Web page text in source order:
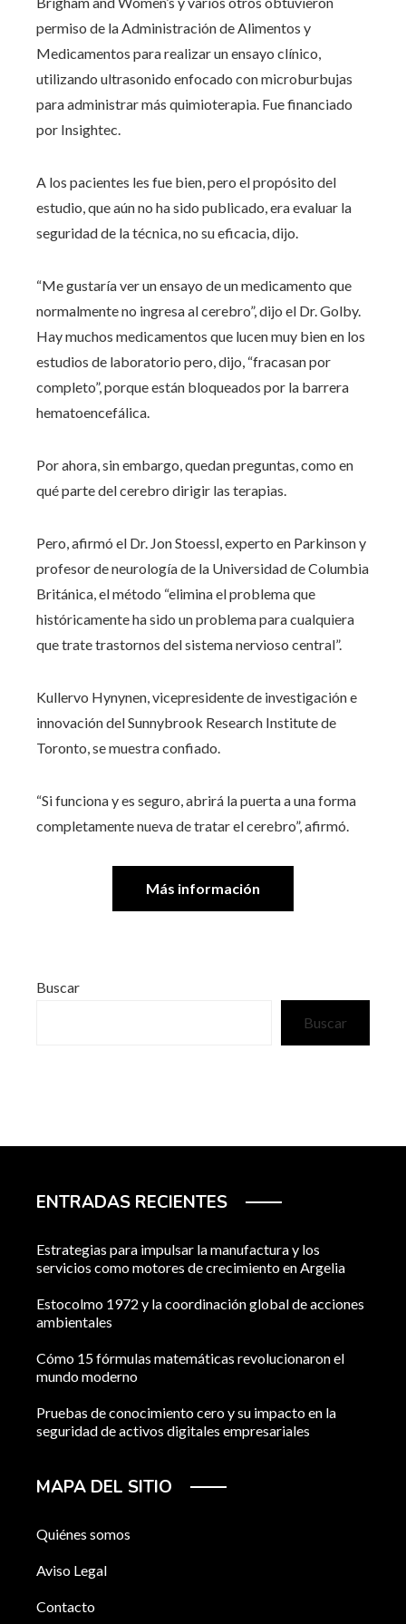
permiso de la Administración de Alimentos y
Medicamentos para realizar un ensayo clínico,
utilizando ultrasonido enfocado con microburbujas
para administrar más quimioterapia. Fue financiado
por Insightec.
A los pacientes les fue bien, pero el propósito del
estudio, que aún no ha sido publicado, era evaluar la
seguridad de la técnica, no su eficacia, dijo.
“Me gustaría ver un ensayo de un medicamento que
normalmente no ingresa al cerebro”, dijo el Dr. Golby.
Hay muchos medicamentos que lucen muy bien en los
estudios de laboratorio pero, dijo, “fracasan por
completo”, porque están bloqueados por la barrera
hematoencefálica.
Por ahora, sin embargo, quedan preguntas, como en
qué parte del cerebro dirigir las terapias.
Pero, afirmó el Dr. Jon Stoessl, experto en Parkinson y
profesor de neurología de la Universidad de Columbia
Británica, el método “elimina el problema que
históricamente ha sido un problema para cualquiera
que trate trastornos del sistema nervioso central”.
Kullervo Hynynen, vicepresidente de investigación e
innovación del Sunnybrook Research Institute de
Toronto, se muestra confiado.
“Si funciona y es seguro, abrirá la puerta a una forma
completamente nueva de tratar el cerebro”, afirmó.
Más información
Buscar
Buscar
ENTRADAS RECIENTES
Estrategias para impulsar la manufactura y los
servicios como motores de crecimiento en Argelia
Estocolmo 1972 y la coordinación global de acciones
ambientales
Cómo 15 fórmulas matemáticas revolucionaron el
mundo moderno
Pruebas de conocimiento cero y su impacto en la
seguridad de activos digitales empresariales
MAPA DEL SITIO
Quiénes somos
Aviso Legal
Contacto